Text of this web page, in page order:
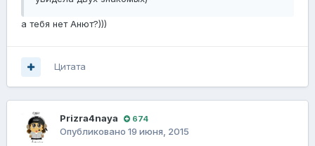
а тебя нет Анют?)))
Цитата
Prizra4naya 674
Опубликовано 19 июня, 2015